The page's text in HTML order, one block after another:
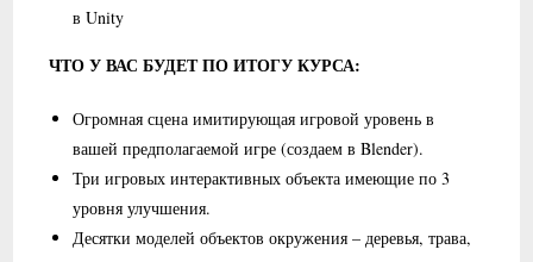
в Unity
ЧТО У ВАС БУДЕТ ПО ИТОГУ КУРСА:
Огромная сцена имитирующая игровой уровень в
вашей предполагаемой игре (создаем в Blender).
Три игровых интерактивных объекта имеющие по 3
уровня улучшения.
Десятки моделей объектов окружения – деревья, трава,